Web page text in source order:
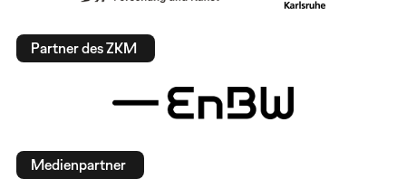
Partner des ZKM
Medienpartner